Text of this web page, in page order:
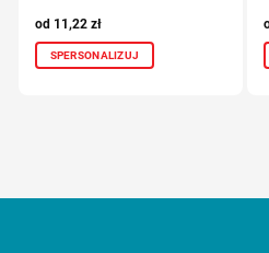
11,22 zł
SPERSONALIZUJ